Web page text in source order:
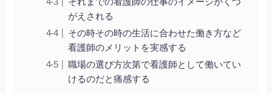
がえされる
その時その時の生活に合わせた働き方など
看護師のメリットを実感する
職場の選び方次第で看護師として働いてい
けるのだと痛感する